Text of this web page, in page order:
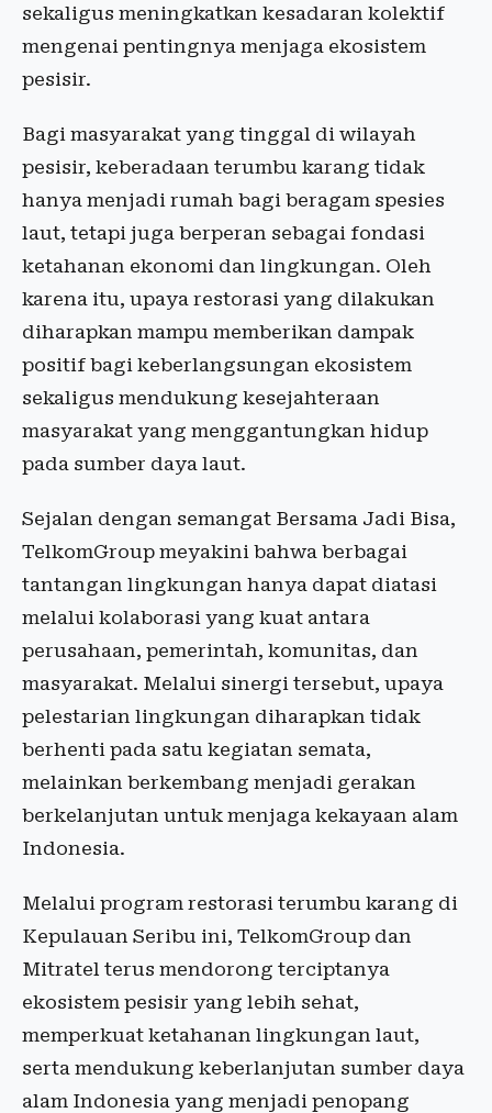
sekaligus meningkatkan kesadaran kolektif
mengenai pentingnya menjaga ekosistem
pesisir.
Bagi masyarakat yang tinggal di wilayah
pesisir, keberadaan terumbu karang tidak
hanya menjadi rumah bagi beragam spesies
laut, tetapi juga berperan sebagai fondasi
ketahanan ekonomi dan lingkungan. Oleh
karena itu, upaya restorasi yang dilakukan
diharapkan mampu memberikan dampak
positif bagi keberlangsungan ekosistem
sekaligus mendukung kesejahteraan
masyarakat yang menggantungkan hidup
pada sumber daya laut.
Sejalan dengan semangat Bersama Jadi Bisa,
TelkomGroup meyakini bahwa berbagai
tantangan lingkungan hanya dapat diatasi
melalui kolaborasi yang kuat antara
perusahaan, pemerintah, komunitas, dan
masyarakat. Melalui sinergi tersebut, upaya
pelestarian lingkungan diharapkan tidak
berhenti pada satu kegiatan semata,
melainkan berkembang menjadi gerakan
berkelanjutan untuk menjaga kekayaan alam
Indonesia.
Melalui program restorasi terumbu karang di
Kepulauan Seribu ini, TelkomGroup dan
Mitratel terus mendorong terciptanya
ekosistem pesisir yang lebih sehat,
memperkuat ketahanan lingkungan laut,
serta mendukung keberlanjutan sumber daya
alam Indonesia yang menjadi penopang